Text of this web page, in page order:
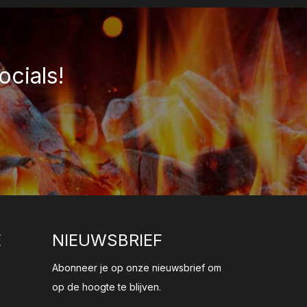
NIEUWSBRIEF
Abonneer je op onze nieuwsbrief om
op de hoogte te blijven.